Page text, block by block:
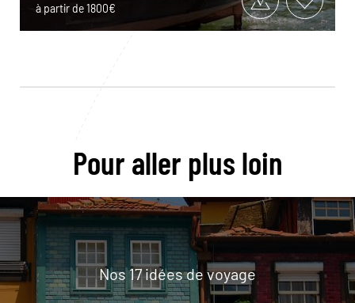
à partir de 1800€
Pour aller plus loin
Nos 17 idées de voyage